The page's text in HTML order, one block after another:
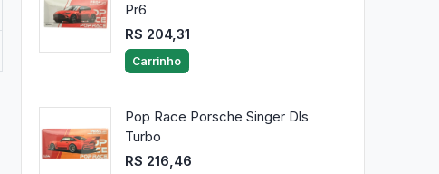
Pr6
R$ 204,31
Carrinho
Pop Race Porsche Singer Dls
Turbo
R$ 216,46